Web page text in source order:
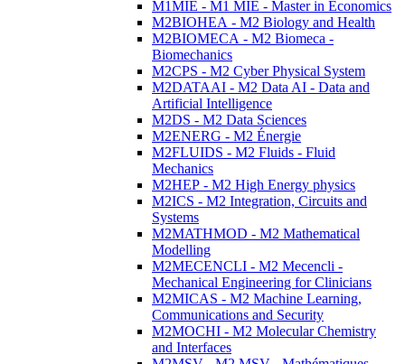
M1MIE - M1 MIE - Master in Economics
M2BIOHEA - M2 Biology and Health
M2BIOMECA - M2 Biomeca -
Biomechanics
M2CPS - M2 Cyber Physical System
M2DATAAI - M2 Data AI - Data and
Artificial Intelligence
M2DS - M2 Data Sciences
M2ENERG - M2 Énergie
M2FLUIDS - M2 Fluids - Fluid
Mechanics
M2HEP - M2 High Energy physics
M2ICS - M2 Integration, Circuits and
Systems
M2MATHMOD - M2 Mathematical
Modelling
M2MECENCLI - M2 Mecencli -
Mechanical Engineering for Clinicians
M2MICAS - M2 Machine Learning,
Communications and Security
M2MOCHI - M2 Molecular Chemistry
and Interfaces